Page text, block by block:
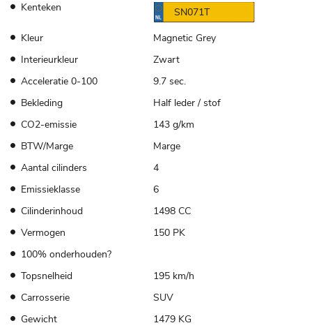
Kenteken
SN071T
Kleur
Magnetic Grey
Interieurkleur
Zwart
Acceleratie 0-100
9.7 sec.
Bekleding
Half leder / stof
CO2-emissie
143 g/km
BTW/Marge
Marge
Aantal cilinders
4
Emissieklasse
6
Cilinderinhoud
1498 CC
Vermogen
150 PK
100% onderhouden?
Topsnelheid
195 km/h
Carrosserie
SUV
Gewicht
1479 KG